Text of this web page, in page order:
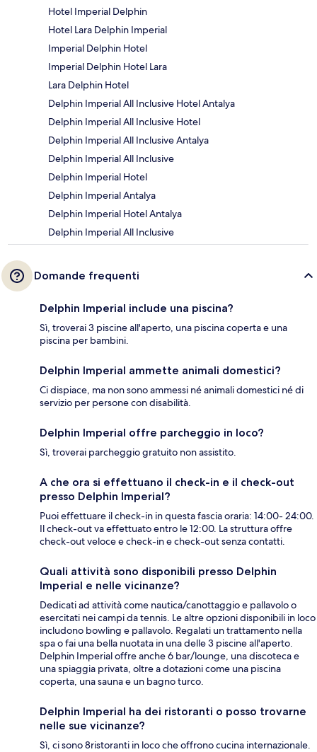
Hotel Imperial Delphin
Hotel Lara Delphin Imperial
Imperial Delphin Hotel
Imperial Delphin Hotel Lara
Lara Delphin Hotel
Delphin Imperial All Inclusive Hotel Antalya
Delphin Imperial All Inclusive Hotel
Delphin Imperial All Inclusive Antalya
Delphin Imperial All Inclusive
Delphin Imperial Hotel
Delphin Imperial Antalya
Delphin Imperial Hotel Antalya
Delphin Imperial All Inclusive
Domande frequenti
Delphin Imperial include una piscina?
Sì, troverai 3 piscine all'aperto, una piscina coperta e una
piscina per bambini.
Delphin Imperial ammette animali domestici?
Ci dispiace, ma non sono ammessi né animali domestici né di
servizio per persone con disabilità.
Delphin Imperial offre parcheggio in loco?
Sì, troverai parcheggio gratuito non assistito.
A che ora si effettuano il check-in e il check-out
presso Delphin Imperial?
Puoi effettuare il check-in in questa fascia oraria: 14:00- 24:00.
Il check-out va effettuato entro le 12:00. La struttura offre
check-out veloce e check-in e check-out senza contatti.
Quali attività sono disponibili presso Delphin
Imperial e nelle vicinanze?
Dedicati ad attività come nautica/canottaggio e pallavolo o
esercitati nei campi da tennis. Le altre opzioni disponibili in loco
includono bowling e pallavolo. Regalati un trattamento nella
spa o fai una bella nuotata in una delle 3 piscine all'aperto.
Delphin Imperial offre anche 6 bar/lounge, una discoteca e
una spiaggia privata, oltre a dotazioni come una piscina
coperta, una sauna e un bagno turco.
Delphin Imperial ha dei ristoranti o posso trovarne
nelle sue vicinanze?
Sì, ci sono 8ristoranti in loco che offrono cucina internazionale.